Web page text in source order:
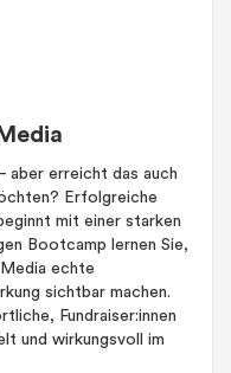
aber erreicht das auch
Erfolgreiche
mit einer starken
Bootcamp lernen Sie,
echte
sichtbar machen.
Fundraiser:innen
und wirkungsvoll im